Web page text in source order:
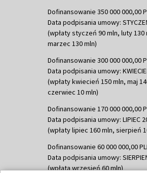
Dofinansowanie 350 000 000,00
Data podpisania umowy:
(wpłaty styczeń 90 mln, luty 130
marzec 130 mln)
Dofinansowanie 300 000 000,00
Data podpisania umowy:
(wpłaty kwiecień 150 mln, maj
czerwiec 10 mln)
Dofinansowanie 170 000 000,00
Data podpisania umowy: LIPIEC
(wpłaty lipiec 160 mln, sierpień
Dofinansowanie 60 000 000,00
Data podpisania umowy:
(wpłata wrzesień 60 mln)